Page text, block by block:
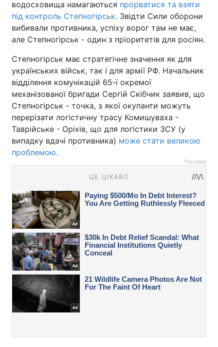
водосховища намагаються прорватися та взяти
під контроль Степногірськ. Звідти Сили оборони
вибивали противника, успіху ворог там не має,
але Степногірськ - один з пріоритетів для росіян.
Степногірськ має стратегічне значення як для
українських військ, так і для армії РФ. Начальник
відділення комунікацій 65-ї окремої
механізованої бригади Сергій Скібчик заявив, що
Степногірськ - точка, з якої окупанти можуть
перерізати логістичну трасу Комишуваха -
Таврійське - Оріхів, що для логістики ЗСУ (у
випадку вдачі противника) може стати великою
проблемою.
Реклама